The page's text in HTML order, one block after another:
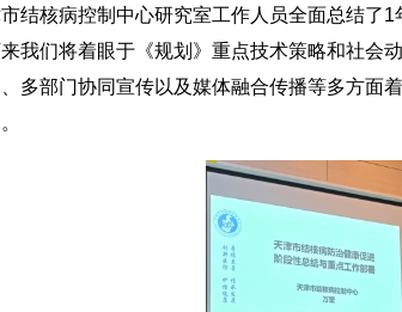
核病控制中心研究室工作人员全面总结了1
我们将着眼于《规划》重点技术策略和社会
多部门协同宣传以及媒体融合传播等多方面